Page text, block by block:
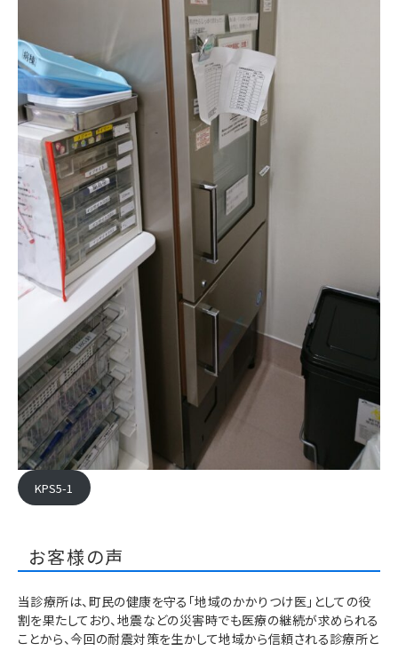
KPS5-1
お客様の声
当診療所は、町民の健康を守る「地域のかかりつけ医」としての役
割を果たしており、地震などの災害時でも医療の継続が求められる
ことから、今回の耐震対策を生かして地域から信頼される診療所と